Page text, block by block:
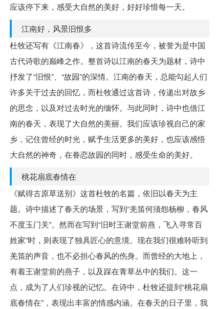
应该停下来，感受大自然的美好，好好珍惜每一天。
江南好，风景旧恨多
杜牧还写有《江南春》，这首诗流传至今，被誉为是中国
古代诗歌的巅峰之作。整首诗以江南的春天为题材，诗中
抒发了“旧恨”、“故园”的深情。江南的春天，总能勾起人们
许多关于过去的回忆，而杜牧通过这首诗，传递出对故乡
的思念，以及对过去时光的缅怀。与此同时，诗中也借江
南的春天，表现了大自然的美丽。我们应该珍视自己的家
乡，记住曾经的时光，赋予生活更多的美好，也应该感悟
大自然的神奇，在眷恋故园的同时，感受生命的美好。
桃花扇底春情在
《赋得古原草送别》这首杜牧的名篇，依旧以春天为主
题。诗中描述了春天的场景，写到“羌笛何须怨杨柳，春风
不度玉门关”。然而在写到“旧时王谢堂前燕，飞入寻常百
姓家”时，则表现了独具匠心的意境。现在我们很难聆听到
羌笛的声音，也不必担心春风的伤身。而曾经的大地上，
有着王谢堂前的燕子，以及踩在青草丛中的我们。这一
点，成为了人们珍视的记忆。在诗中，杜牧还提到“桃花扇
底春情在”，表现出丰富的情感内涵。在春天的日子里，我